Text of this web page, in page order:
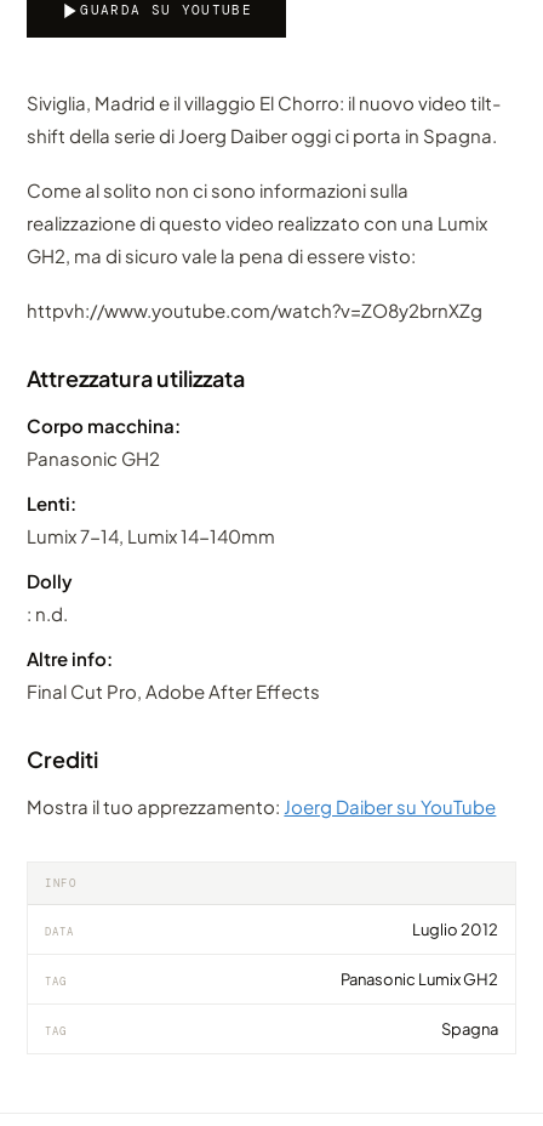
GUARDA SU YOUTUBE
Siviglia, Madrid e il villaggio El Chorro: il nuovo video tilt-
shift della serie di Joerg Daiber oggi ci porta in Spagna.
Come al solito non ci sono informazioni sulla
realizzazione di questo video realizzato con una Lumix
GH2, ma di sicuro vale la pena di essere visto:
httpvh://www.youtube.com/watch?v=ZO8y2brnXZg
Attrezzatura utilizzata
Corpo macchina:
Panasonic GH2
Lenti:
Lumix 7-14, Lumix 14-140mm
Dolly
: n.d.
Altre info:
Final Cut Pro, Adobe After Effects
Crediti
Mostra il tuo apprezzamento: Joerg Daiber su YouTube
INFO
DATA Luglio 2012
TAG Panasonic Lumix GH2
TAG Spagna